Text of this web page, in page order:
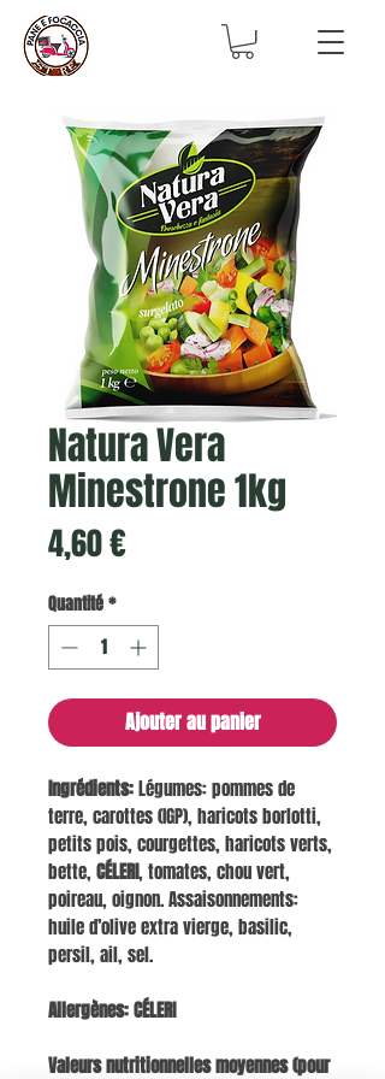
Natura Vera
Minestrone 1kg
4,60 €Prix
Quantité*
Ajouter au panier
Ingrédients:Légumes: pommes de
terre, carottes (IGP), haricots borlotti,
petits pois, courgettes, haricots verts,
bette,CÉLERI, tomates, chou vert,
poireau, oignon. Assaisonnements:
huile d’olive extra vierge, basilic,
persil, ail, sel.
Allergènes:CÉLERI
Valeurs nutritionnelles moyennes (pour